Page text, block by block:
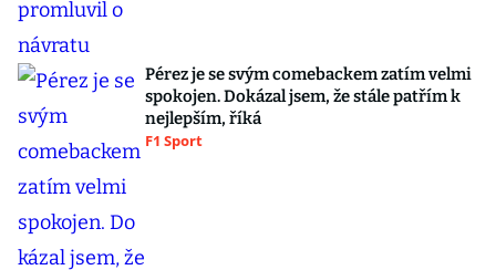
Pérez je se svým comebackem zatím velmi
spokojen. Dokázal jsem, že stále patřím k
nejlepším, říká
F1 Sport